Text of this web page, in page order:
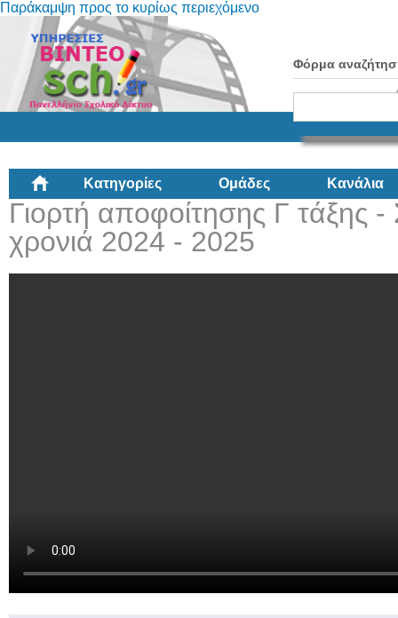
Παράκαμψη προς το κυρίως περιεχόμενο
Φόρμα
Κατηγορίες Ομάδες Κανάλια
Γιορτή αποφοίτησης Γ τάξης -
χρονιά 2024 - 2025